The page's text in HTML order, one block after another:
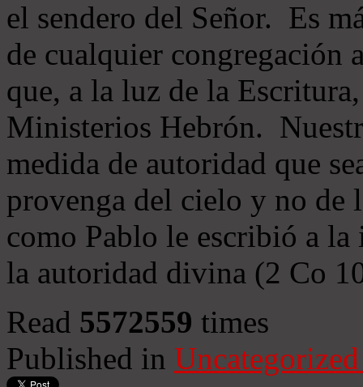
el sendero del Señor. Es
de cualquier congregación
que, a la luz de la
Ministerios Hebrón.
medida de autoridad que
provenga del cielo y no de
como Pablo le escribió a
la autoridad divina (2 Co
Read 5572559 times
Published in